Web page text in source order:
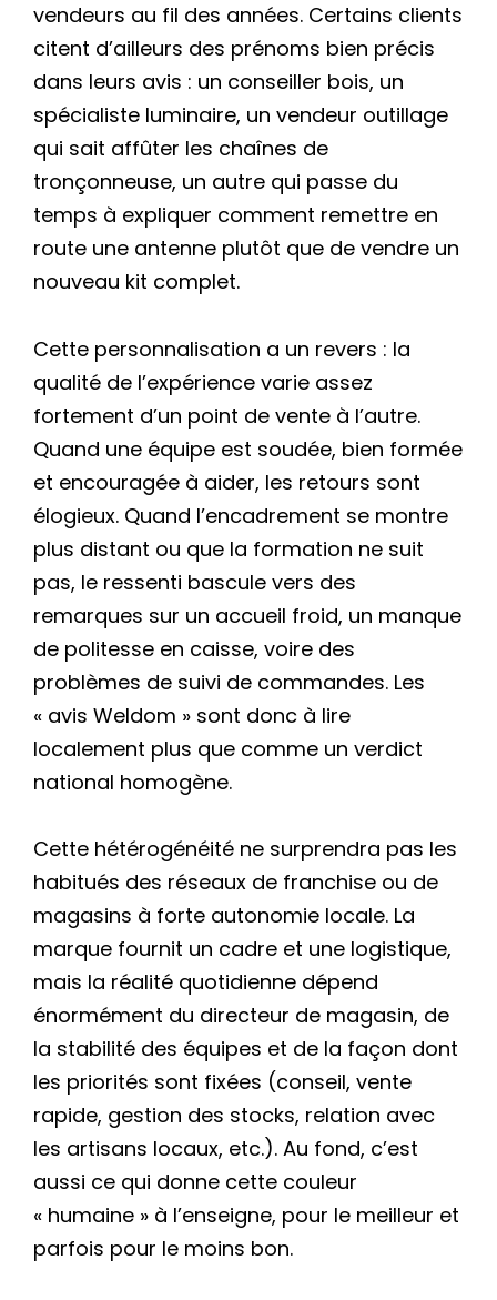
vendeurs au fil des années. Certains clients
citent d’ailleurs des prénoms bien précis
dans leurs avis : un conseiller bois, un
spécialiste luminaire, un vendeur outillage
qui sait affûter les chaînes de
tronçonneuse, un autre qui passe du
temps à expliquer comment remettre en
route une antenne plutôt que de vendre un
nouveau kit complet.
Cette personnalisation a un revers : la
qualité de l’expérience varie assez
fortement d’un point de vente à l’autre.
Quand une équipe est soudée, bien formée
et encouragée à aider, les retours sont
élogieux. Quand l’encadrement se montre
plus distant ou que la formation ne suit
pas, le ressenti bascule vers des
remarques sur un accueil froid, un manque
de politesse en caisse, voire des
problèmes de suivi de commandes. Les
« avis Weldom » sont donc à lire
localement plus que comme un verdict
national homogène.
Cette hétérogénéité ne surprendra pas les
habitués des réseaux de franchise ou de
magasins à forte autonomie locale. La
marque fournit un cadre et une logistique,
mais la réalité quotidienne dépend
énormément du directeur de magasin, de
la stabilité des équipes et de la façon dont
les priorités sont fixées (conseil, vente
rapide, gestion des stocks, relation avec
les artisans locaux, etc.). Au fond, c’est
aussi ce qui donne cette couleur
« humaine » à l’enseigne, pour le meilleur et
parfois pour le moins bon.